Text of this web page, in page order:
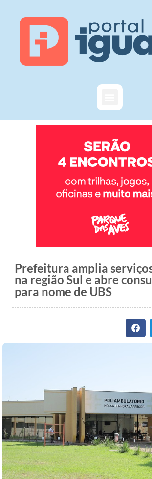
Prefeitura amplia
na região Sul e abre
para nome de UBS